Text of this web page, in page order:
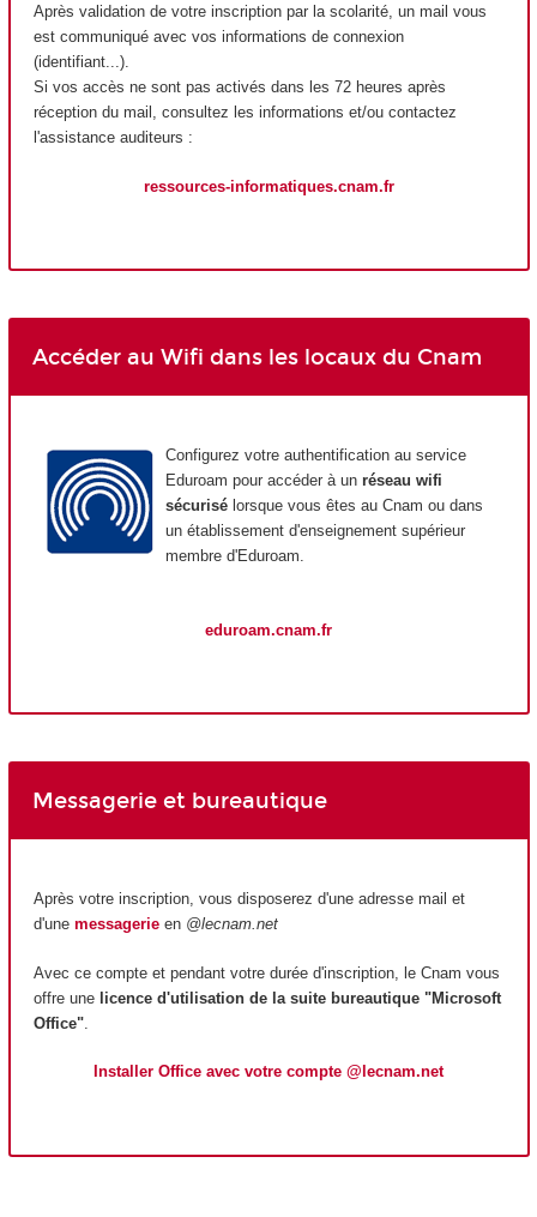
Après validation de votre inscription par la scolarité, un mail vous
est communiqué avec vos informations de connexion
(identifiant...).
Si vos accès ne sont pas activés dans les 72 heures après
réception du mail, consultez les informations et/ou contactez
l'assistance auditeurs :
ressources-informatiques.cnam.fr
Accéder au Wifi dans les locaux du Cnam
Configurez votre authentification au service
Eduroam pour accéder à un réseau wifi
sécurisé lorsque vous êtes au Cnam ou dans
un établissement d'enseignement supérieur
membre d'Eduroam.
eduroam.cnam.fr
Messagerie et bureautique
Après votre inscription, vous disposerez d'une adresse mail et
d'une messagerie en @lecnam.net
Avec ce compte et pendant votre durée d'inscription, le Cnam vous
offre une licence d'utilisation de la suite bureautique "Microsoft
Office"
Installer Office avec votre compte @lecnam.net